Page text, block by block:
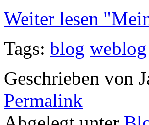
Weiter lesen
Tags: blog weblog
Geschrieben von
Permalink